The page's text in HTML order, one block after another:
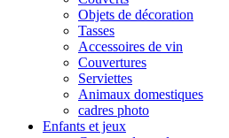
Objets de décoration
Tasses
Accessoires de vin
Couvertures
Serviettes
Animaux domestiques
cadres photo
Enfants et jeux